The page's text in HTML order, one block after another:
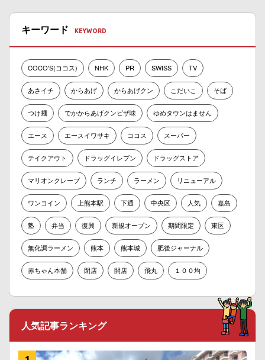
キーワード
COCO'S(ココス) NHK PR SWISS TV
あさイチ からあげ からあげクン こだいこ そば
つけ麺 でかからあげクンピザ味 ゆめタウンはません
エース エースイワサキ ココス スーパー
テイクアウト ドラッグイレブン ドラッグストア
マリオンクレープ ランチ ラーメン リニューアル
ワンコイン 上熊本駅 下通 中央区 人気 嘉島
塾 弁当 復興 新規オープン 期間限定 東区
無化調ラーメン 熊本 熊本城 肥後ジャーナル
赤ちゃん本舗 閉店 開店 飛丸 １００均
人気記事ランキング